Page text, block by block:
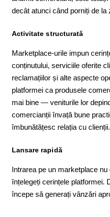
decât atunci când porniți de la
Activitate structurată
Marketplace-urile impun
conținutului, serviciile oferite
reclamațiilor și alte aspecte
platformei ca produsele
mai bine — veniturile lor
comercianții învață bune
îmbunătățesc relația cu clienții.
Lansare rapidă
Intrarea pe un marketplace
înțelegeți cerințele platformei.
începe să generați vânzări